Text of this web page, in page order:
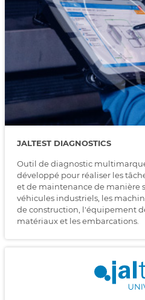
JALTEST DIAGNOSTICS
Outil de diagnostic
développé pour réaliser les
et de maintenance de manière
véhicules industriels, les
de construction, l'équipement
matériaux et les embarcations.